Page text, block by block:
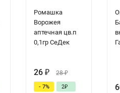
Ромашка
Ворожея
аптечная цв.п
0,1гр СеДек
26₽ 28₽
- 7% 2₽